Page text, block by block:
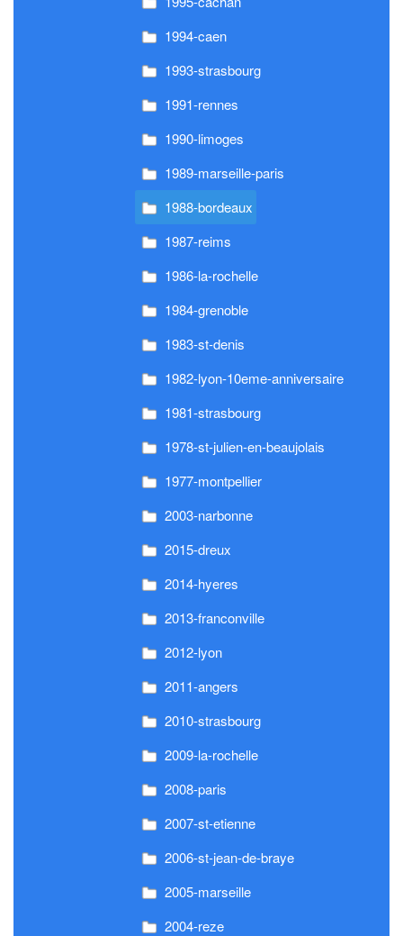
1994-caen
1993-strasbourg
1991-rennes
1990-limoges
1989-marseille-paris
1988-bordeaux
1987-reims
1986-la-rochelle
1984-grenoble
1983-st-denis
1982-lyon-10eme-anniversaire
1981-strasbourg
1978-st-julien-en-beaujolais
1977-montpellier
2003-narbonne
2015-dreux
2014-hyeres
2013-franconville
2012-lyon
2011-angers
2010-strasbourg
2009-la-rochelle
2008-paris
2007-st-etienne
2006-st-jean-de-braye
2005-marseille
2004-reze